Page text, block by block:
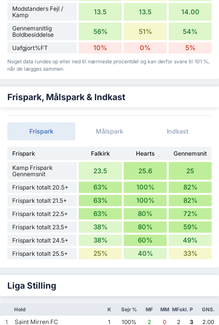
Modstanders Fejl /
Kamp
13.5 13.5 14.00
Gennemsnitlig
Boldbesiddelse
56% 51% 54%
Uafgjort%FT 10% 0% 5%
Noget data rundes op eller ned til nærmeste procentdel og kan derfor svare til 101 %,
når de lægges sammen.
Frispark, Målspark & Indkast
Frispark Målspark Indkast
Frispark Falkirk Hearts
Gennemsnit
Kamp Frispark
Gennemsnit
23.5 25.6 25
Frispark totalt 20.5+ 63% 100% 82%
Frispark totalt 21.5+ 63% 100% 82%
Frispark totalt 22.5+ 63% 80% 72%
Frispark totalt 23.5+ 38% 80% 59%
Frispark totalt 24.5+ 38% 60% 49%
Frispark totalt 25.5+ 25% 40% 33%
Liga Stilling
Hold K Sejr % MF MM MFskl. P GNS.
1 Saint Mirren FC 1 100% 2 0 2 3 2.00